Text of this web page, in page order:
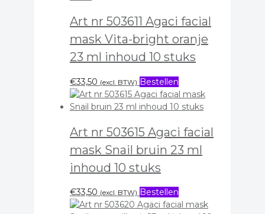
Art nr 503611 Agaci facial
mask Vita-bright oranje
23 ml inhoud 10 stuks
€33,50 (excl. BTW) Bestellen
Art nr 503615 Agaci facial
mask Snail bruin 23 ml
inhoud 10 stuks
€33,50 (excl. BTW) Bestellen